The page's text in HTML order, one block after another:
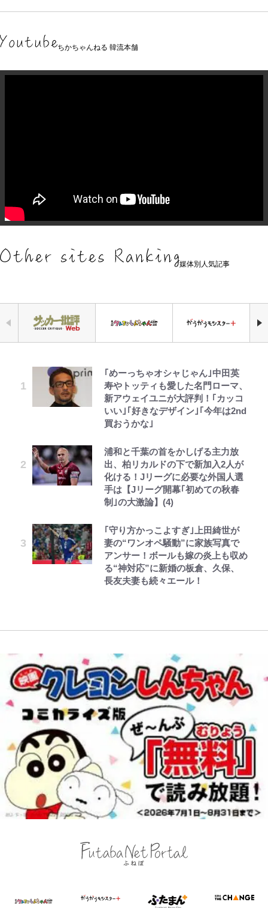
ちかちゃんねる 韓流本舗
媒体別人気記事
｢めーっちゃオシャじゃん｣中田英
寿やトッティも愛した名門ローマ、
新アウェイユニが大評判！｢カッコ
いい｣｢好きなデザイン｣｢今年は2nd
買おうかな｣
浦和と千葉の首をかしげる主力放
出、柏リカルドの下で新加入2人が
化ける！Jリーグに必要な外国人選
手は【Jリーグ開幕｢初めての秋春
制｣の大激論】(4)
｢守り方かっこよすぎ｣上田綺世が
妻の“ワンオペ騒動”に家族写真で
アンサー！ボールも嫁の炎上も収め
る“神対応”に新婚の板倉、久保、
長友夫妻も続々エール！
でっかい男になりたいゾ
浅草は日本の心だゾ
ボーちゃんの一途な気持ちだゾ
公式-ヒロインが来る前に妊娠しま
した~詰んだはずの悪役令嬢です
が、どうやら違うようです~ 第1話
公式-ヒロインが来る前に妊娠しま
が、どうやら違うようです~ 第2話
(1)
公式-だって、あなたが浮気をした
から 第9話(1)
空の轍と大地の雲と 第1回
第3回 出版までの道のり・その2
レビュー『仮面家族』悠木シュン・
著
千葉雄大、ほっそりイケメン近影に
「顔パンパンだったのに」反響 視
聴者が想った激変の納得理由
GLAY・TERU＆PUFFY大貫亜美
てるの尊い」 長女はもう23歳
オダウエダ植田、「2年半で56kg
増」130㎏ボディに驚きと心配 過
去の「めちゃ美人」写真も再び
荒々しい「火山帯」の一端にいるこ
とを体感！ 登頂約10分でも大迫力
「吾妻小富士」火口を1周する「1
時間半ハイキング」パノラマ絶景レ
ポ【福島県福島市】
青く美しい「幸せのブルービー」の
正体とは？ 身近な場所で見つける
コツを紹介【あなたのすぐそばにい
る「季節の虫」の探し方 vol.21】
た！ ルアーを追わせて釣りあげる
「アユイング」のオリジナリティ＆
おもしろさを知る
「自分の絵ごと、このジャンルはそ
ろそろ終わりかな」江口寿史が炎上
を経て樋口毅宏に語ったこと
ファミマと『VIVANT』第2シーズ
頭”や限定グッズ登場にファン感激
「これは買うしかない！」
「まだ2枚しか描けてないんだよね
ぇ」作家・樋口毅宏が問う、今再
錦織一清の写真集はなぜ私服なの
か…高級ブランドをやめ等身大の自
分を表現する現在「ちゃんとおじい
ちゃんに」
戦…少年隊の分岐点と60代で挑む
映画監督作『僕は瞳に恋してる』
藤原紀香が23年間続けるボランテ
ィア活動の原動力は…「偽善者だ」
たい”という思い